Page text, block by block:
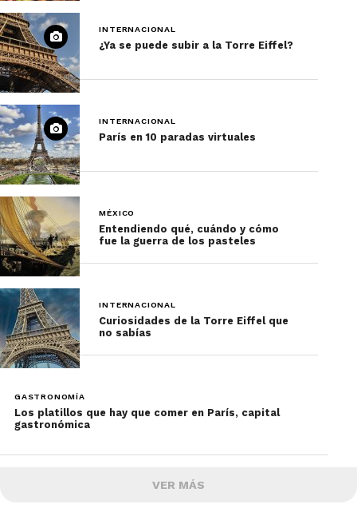
INTERNACIONAL
¿Ya se puede subir a la Torre Eiffel?
INTERNACIONAL
París en 10 paradas virtuales
MÉXICO
Entendiendo qué, cuándo y cómo
fue la guerra de los pasteles
INTERNACIONAL
Curiosidades de la Torre Eiffel que
no sabías
GASTRONOMÍA
Los platillos que hay que comer en París, capital
gastronómica
VER MÁS